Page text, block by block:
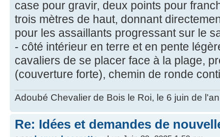
case pour gravir, deux points pour
trois mètres de haut, donnant
pour les assaillants progressant sur le
- côté intérieur en terre et en pente
cavaliers de se placer face à la plage,
(couverture forte), chemin de ronde
Adoubé Chevalier de Bois le Roi, le 6 juin de
Re: Idées et demandes de